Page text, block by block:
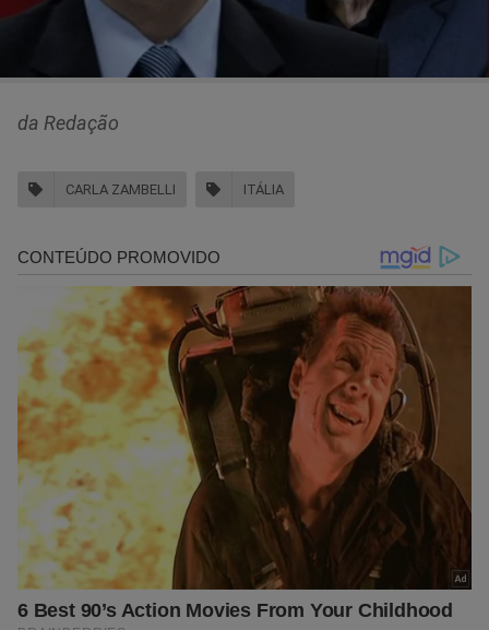
da Redação
CARLA ZAMBELLI ITÁLIA